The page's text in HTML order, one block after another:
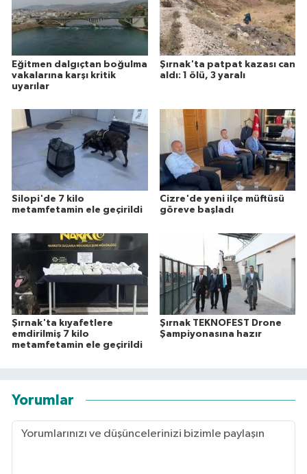
Eğitmen dalgıçtan boğulma
vakalarına karşı kritik
uyarılar
Şırnak'ta patpat kazası can
aldı: 1 ölü, 3 yaralı
Silopi'de 7 kilo
metamfetamin ele geçirildi
Cizre'de yeni ilçe müftüsü
göreve başladı
Şırnak'ta kıyafetlere
emdirilmiş 7 kilo
metamfetamin ele geçirildi
Şırnak TEKNOFEST Drone
Şampiyonasına hazır
Yorumlar